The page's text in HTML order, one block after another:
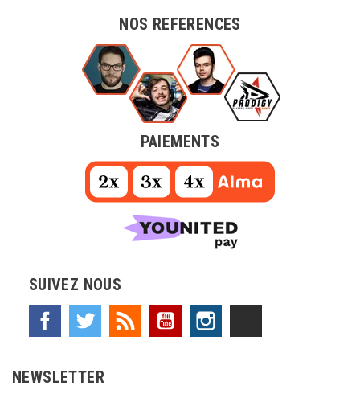
NOS REFERENCES
PAIEMENTS
SUIVEZ NOUS
Facebook Twitter Rss YouTube
NEWSLETTER